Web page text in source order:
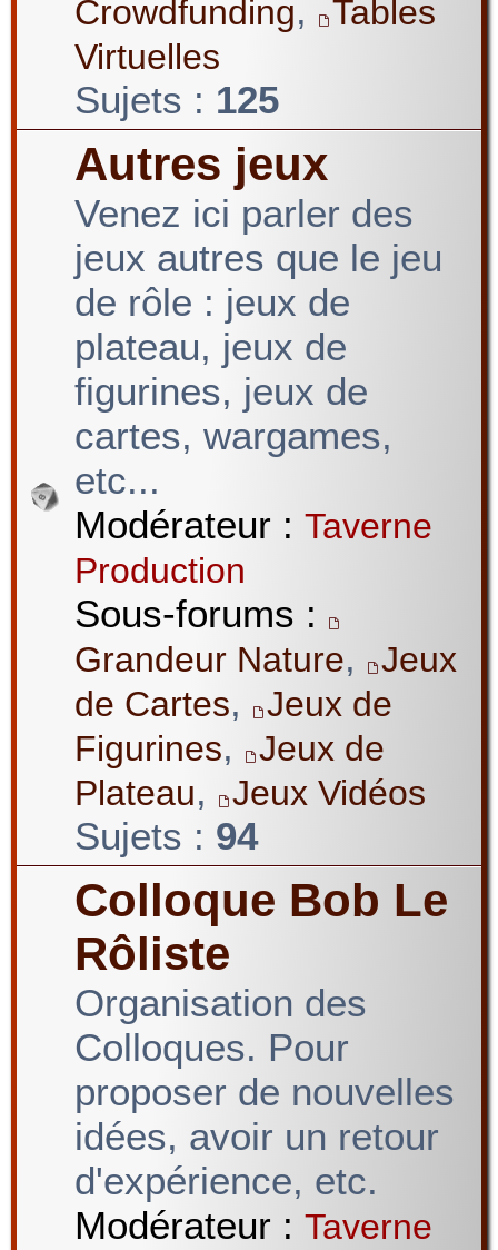
Crowdfunding,
Tables
Virtuelles
Sujets : 125
Autres jeux
Venez ici parler des
jeux autres que le jeu
de rôle : jeux de
plateau, jeux de
figurines, jeux de
cartes, wargames,
etc...
Modérateur : Taverne
Production
Sous-forums :
Grandeur Nature,
Jeux
de Cartes,
Jeux de
Figurines,
Jeux de
Plateau, Jeux Vidéos
Sujets : 94
Colloque Bob Le
Rôliste
Organisation des
Colloques. Pour
proposer de nouvelles
idées, avoir un retour
d'expérience, etc.
Modérateur : Taverne